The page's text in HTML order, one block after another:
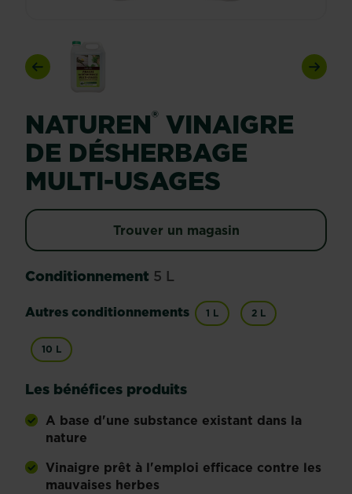
Previous Next
NATUREN® VINAIGRE
DE DÉSHERBAGE
MULTI-USAGES
Trouver un magasin
Conditionnement 5 L
Autres conditionnements 1 L 2 L
10 L
Les bénéfices produits
A base d'une substance existant dans la
nature
Vinaigre prêt à l'emploi efficace contre les
mauvaises herbes